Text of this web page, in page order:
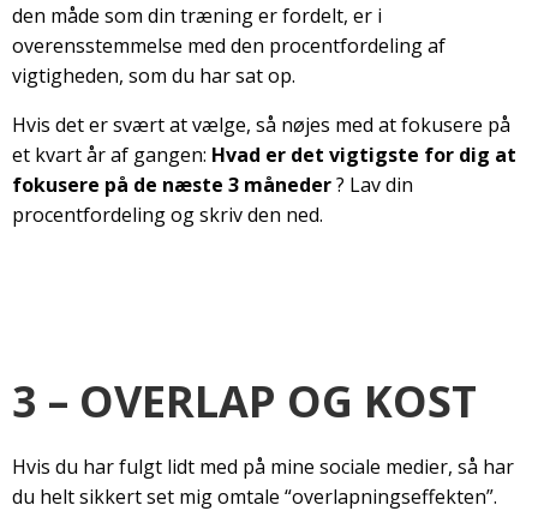
den måde som din træning er fordelt, er i
overensstemmelse med den procentfordeling af
vigtigheden, som du har sat op.
Hvis det er svært at vælge, så nøjes med at fokusere på
et kvart år af gangen: Hvad er det vigtigste for dig at
fokusere på de næste 3 måneder? Lav din
procentfordeling og skriv den ned.
3 – OVERLAP OG KOST
Hvis du har fulgt lidt med på mine sociale medier, så har
du helt sikkert set mig omtale “overlapningseffekten”.